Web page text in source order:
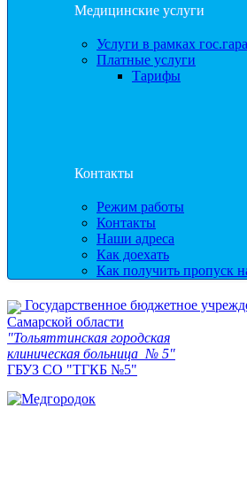
Медицинские услуги
Услуги в рамках
Платные услуги
Тарифы
Контакты
Режим работы
Контакты
Наши адреса
Как доехать
Как получить пропуск
Государственное бюджетное
Самарской области
"Тольяттинская городская
клиническая больница № 5"
ГБУЗ СО "ТГКБ №5"